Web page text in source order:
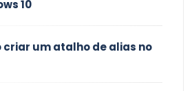
10
criar um atalho de alias no